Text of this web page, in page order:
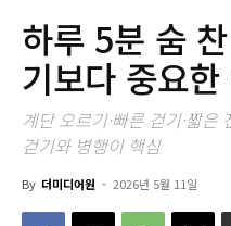
하루 5분 숨
기보다 중요한
계단 오르기·빠른 걷기·짧
걷기와 병행이 핵심
By 더미디어원 - 2026년 5월 11일